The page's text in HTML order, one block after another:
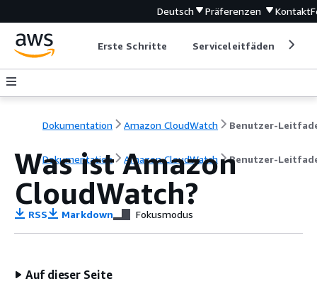
Deutsch Präferenzen Kontakt
Erste Schritte Serviceleitfäden
Dokumentation Amazon CloudWatch Benutzer-
Dokumentation Amazon CloudWatch Benutzer-
Was ist Amazon
CloudWatch?
RSS Markdown Fokusmodus
Auf dieser Seite